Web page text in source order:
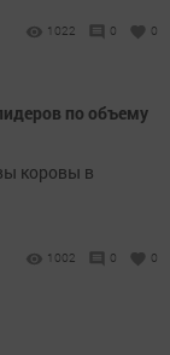
1022 0 0
по объему
коровы в
1002 0 0